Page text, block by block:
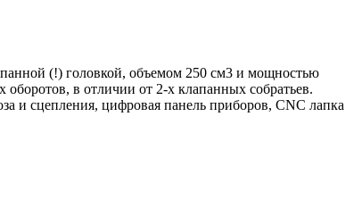
(!) головкой, объемом 250 см3 и мощностью
в отличии от 2-х клапанных собратьев.
и сцепления, цифровая панель приборов, CNC лапка